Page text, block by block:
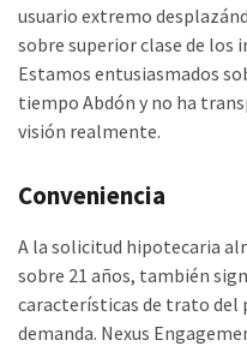
usuario extremo
sobre superior clase de los
Estamos entusiasmados
tiempo Abdón y no ha
visión realmente.
Conveniencia
A la solicitud hipotecaria
sobre 21 años, también
características de trato
demanda. Nexus